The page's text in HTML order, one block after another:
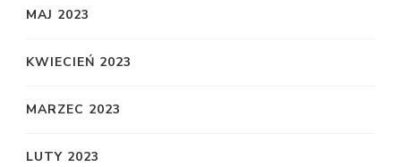
MAJ 2023
KWIECIEŃ 2023
MARZEC 2023
LUTY 2023